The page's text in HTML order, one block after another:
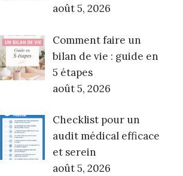
août 5, 2026
Comment faire un
bilan de vie : guide en
5 étapes
août 5, 2026
Checklist pour un
audit médical efficace
et serein
août 5, 2026